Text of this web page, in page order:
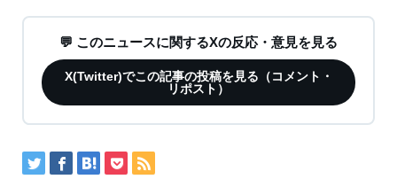
💬 このニュースに関するXの反応・意見を見る
X(Twitter)でこの記事の投稿を見る（コメント・
リポスト）